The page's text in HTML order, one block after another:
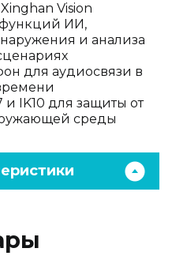
Vision
ИИ,
и анализа
для аудиосвязи в
IK10 для защиты от
среды